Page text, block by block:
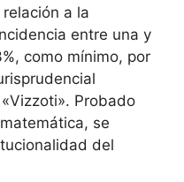
a la
entre una y
como mínimo, por
Probado
se
del